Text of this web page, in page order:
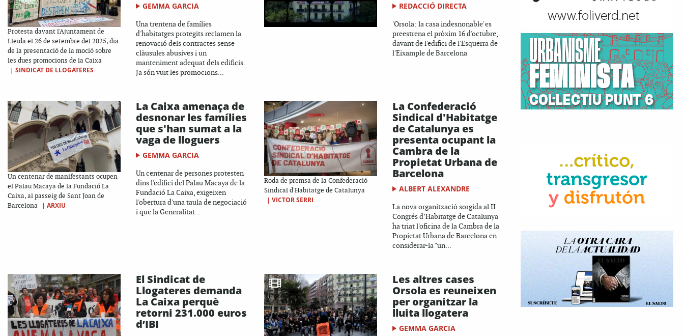
Protesta davant l'Ajuntament de
Lleida el 26 de setembre del 2025, dia
de la presentació de la moció sobre
les dues promocions de la Caixa
| SINDICAT DE LLOGATERES
GEMMA GARCIA
Una trentena de famílies
d'habitatges protegits reclamen la
renovació dels contractes sense
clàusules abusives i un
manteniment adequat dels edificis.
Ja són vuit les promocions...
REDACCIÓ DIRECTA
'Orsola: la casa indesnonable' es
preestrena el pròxim 16 d'octubre,
davant de l'edifici de l'Esquerra de
l'Eixample de Barcelona
Un centenar de manifestants ocupen
el Palau Macaya de la Fundació La
Caixa, al passeig de Sant Joan de
Barcelona
| ARXIU
La Caixa amenaça de
desnonar les famílies
que s'han sumat a la
vaga de lloguers
GEMMA GARCIA
Un centenar de persones protesten
dins l'edifici del Palau Macaya de la
Fundació La Caixa, exigeixen
l'obertura d'una taula de negociació
i que la Generalitat...
Roda de premsa de la Confederació
Sindical d'Habitatge de Catalunya
| VICTOR SERRI
La Confederació
Sindical d'Habitatge
de Catalunya es
presenta ocupant la
Cambra de la
Propietat Urbana de
Barcelona
ALBERT ALEXANDRE
La nova organització sorgida al II
Congrés d’Habitatge de Catalunya
ha triat l'oficina de la Cambra de la
Propietat Urbana de Barcelona en
considerar-la "un...
El Sindicat de
Llogateres demanda
La Caixa perquè
retorni 231.000 euros
d’IBI
Les altres cases
Orsola es reuneixen
per organitzar la
lluita llogatera
GEMMA GARCIA